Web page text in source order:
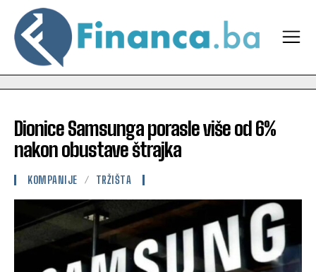
Dionice Samsunga porasle više od 6%
nakon obustave štrajka
KOMPANIJE TRŽIŠTA